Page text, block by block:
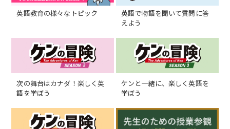
英語教育の様々なトピック
英語で物語を聞いて質問に答
えよう
次の舞台はカナダ！楽しく英
語を学ぼう
ケンと一緒に、楽しく英語を
学ぼう